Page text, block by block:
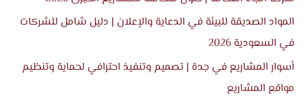
المواد الصديقة للبيئة في الدعاية والإعلان | دليل شامل للشركات
في السعودية 2026
أسوار المشاريع في جدة | تصميم وتنفيذ احترافي لحماية وتنظيم
مواقع المشاريع